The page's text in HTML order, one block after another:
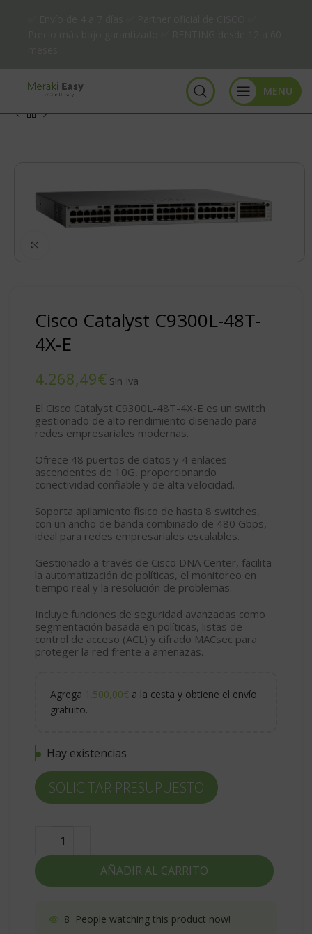
MENU
Cisco Catalyst C9300L-48T-
4X-E
€
El Cisco Catalyst C9300L-48T-4X-E es un switch
gestionado de alto rendimiento diseñado para
redes empresariales modernas.
Ofrece 48 puertos de datos y 4 enlaces
ascendentes de 10G, proporcionando
conectividad confiable y de alta velocidad.
Soporta apilamiento físico de hasta 8 switches,
con un ancho de banda combinado de 480 Gbps,
ideal para redes empresariales escalables.
Gestionado a través de Cisco DNA Center, facilita
la automatización de políticas, el monitoreo en
tiempo real y la resolución de problemas.
Incluye funciones de seguridad avanzadas como
segmentación basada en políticas, listas de
control de acceso (ACL) y cifrado MACsec para
proteger la red frente a amenazas.
Agrega 1.500,00€ a la cesta y obtiene el envío
gratuito.
Hay existencias
AÑADIR AL CARRITO
SOLICITAR PRESUPUESTO
8 People watching this product now!